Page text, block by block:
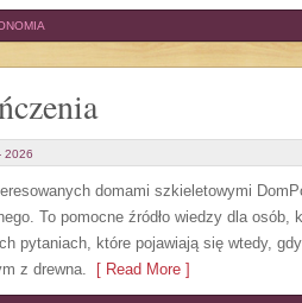
2026
domami szkieletowymi
To pomocne źródło wiedzy dla
pytaniach, które pojawiają się wtedy,
z drewna. [ Read More ]